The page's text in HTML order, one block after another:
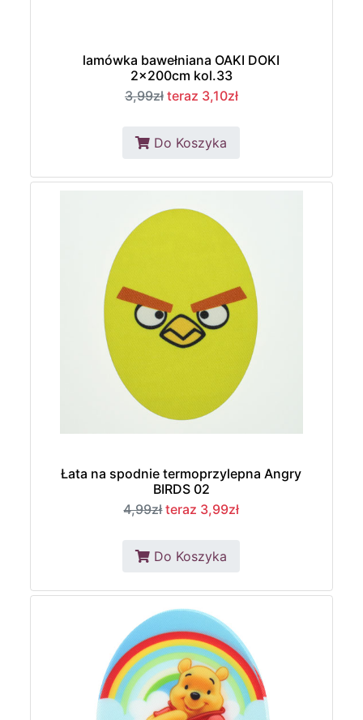
lamówka bawełniana OAKI DOKI
2x200cm kol.33
3,99zł teraz 3,10zł
Do Koszyka
Łata na spodnie termoprzylepna Angry
BIRDS 02
4,99zł teraz 3,99zł
Do Koszyka